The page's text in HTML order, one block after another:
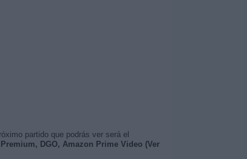
partido que podrás ver será el
DGO, Amazon Prime Video (Ver